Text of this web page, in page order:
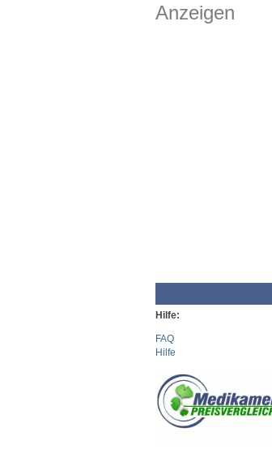
Anzeigen
Hilfe:
FAQ
Hilfe